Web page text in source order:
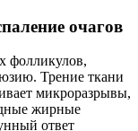
очагов
фолликулов,
Трение ткани
микроразрывы,
жирные
ответ